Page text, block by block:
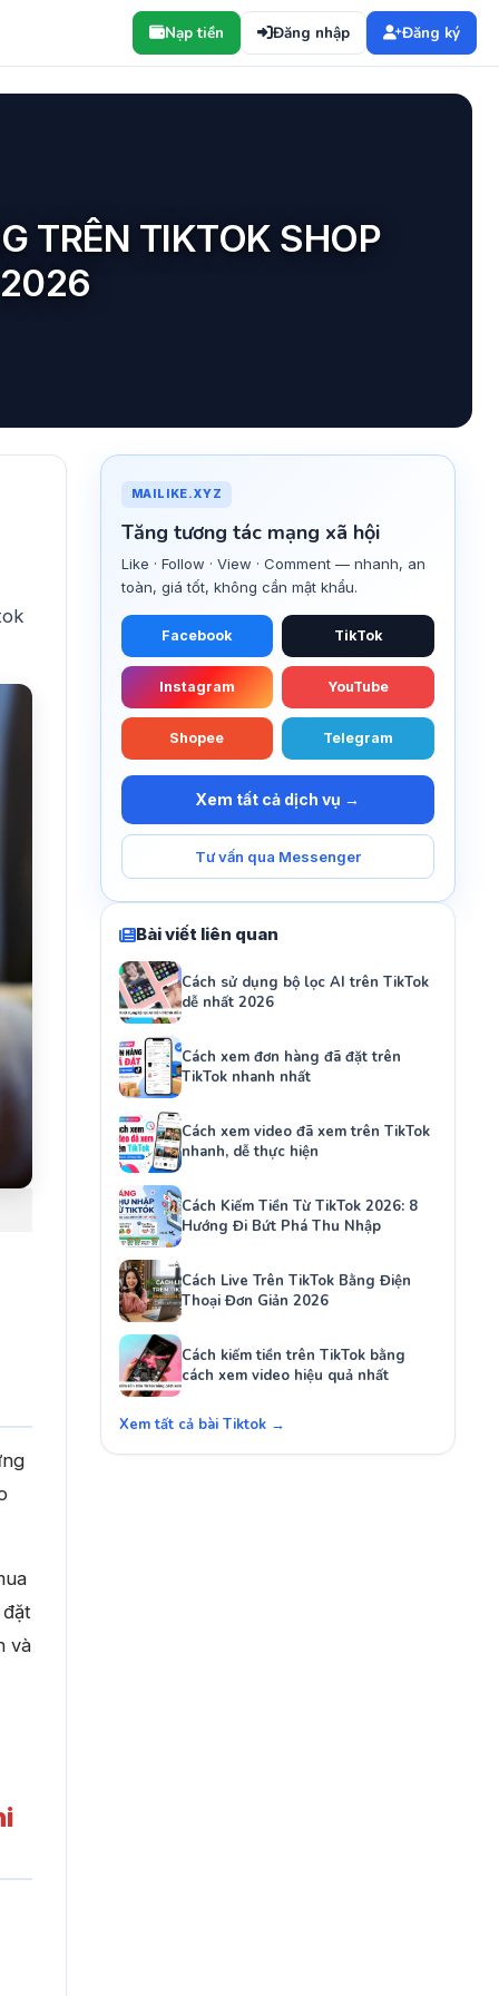
Nạp tiền Đăng nhập Đăng ký
TRÊN TIKTOK SHOP
và
MAILIKE.XYZ
Tăng tương tác mạng xã hội
Like · Follow · View · Comment — nhanh, an
toàn, giá tốt, không cần mật khẩu.
Facebook TikTok
Instagram YouTube
Shopee Telegram
Xem tất cả dịch vụ →
Tư vấn qua Messenger
Bài viết liên quan
Cách sử dụng bộ lọc AI trên TikTok
dễ nhất 2026
Cách xem đơn hàng đã đặt trên
TikTok nhanh nhất
Cách xem video đã xem trên TikTok
nhanh, dễ thực hiện
Cách Kiếm Tiền Từ TikTok 2026: 8
Hướng Đi Bứt Phá Thu Nhập
Cách Live Trên TikTok Bằng Điện
Thoại Đơn Giản 2026
Cách kiếm tiền trên TikTok bằng
cách xem video hiệu quả nhất
Xem tất cả bài Tiktok →